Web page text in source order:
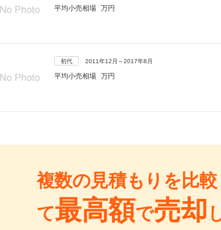
平均小売相場 万円
初代 2011年12月～2017年8月
平均小売相場 万円
複数の見積もりを比較
て最高額で売却